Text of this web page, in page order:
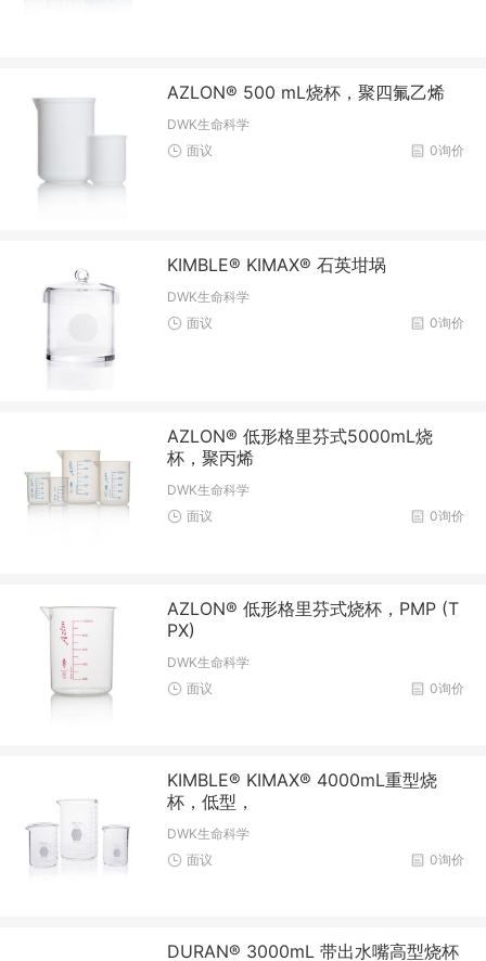
AZLON® 500 mL烧杯，聚四氟乙烯
DWK生命科学
0询价
面议
KIMBLE® KIMAX® 石英坩埚
DWK生命科学
0询价
面议
AZLON® 低形格里芬式5000mL烧
杯，聚丙烯
DWK生命科学
0询价
面议
AZLON® 低形格里芬式烧杯，PMP (T
PX)
DWK生命科学
0询价
面议
KIMBLE® KIMAX® 4000mL重型烧
杯，低型，
DWK生命科学
0询价
面议
DURAN® 3000mL 带出水嘴高型烧杯